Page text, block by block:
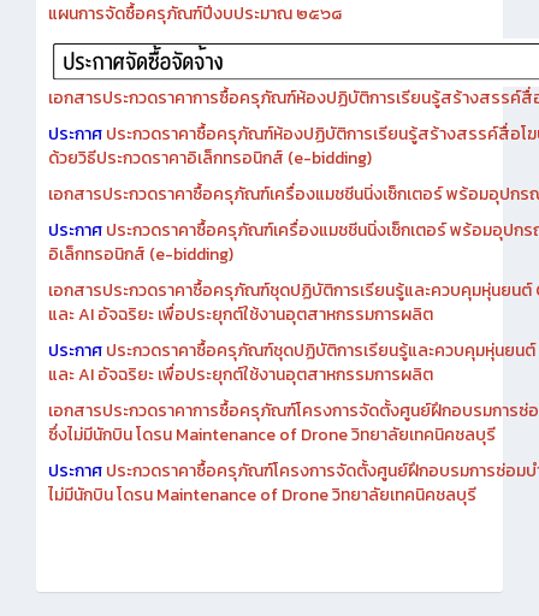
แผนการจัดซื้อครุภัณฑ์ปีงบประมาณ ๒๕๖๘
เอกสารประกวดราคาการซื้อครุภัณฑ์ห้องปฏิบัติการเรียนรู้สร้างสรรค์
ประกาศประกวดราคาซื้อครุภัณฑ์ห้องปฏิบัติการเรียนรู้สร้างสรรค์สื่อโ
ด้วยวิธีประกวดราคาอิเล็กทรอนิกส์ (e-bidding)
เอกสารประกวดราคาซื้อครุภัณฑ์เครื่องแมชชีนนิ่งเซ็กเตอร์ พร้อมอุปก
ประกาศประกวดราคาซื้อครุภัณฑ์เครื่องแมชชีนนิ่งเซ็กเตอร์ พร้อมอุปก
อิเล็กทรอนิกส์ (e-bidding)
เอกสารประกวดราคาซื้อครุภัณฑ์ชุดปฏิบัติการเรียนรู้และควบคุมหุ่นยน
และ AI อัจฉริยะ เพื่อประยุกต์ใช้งานอุตสาหกรรมการผลิต
ประกาศประกวดราคาซื้อครุภัณฑ์ชุดปฏิบัติการเรียนรู้และควบคุมหุ่นยน
และ AI อัจฉริยะ เพื่อประยุกต์ใช้งานอุตสาหกรรมการผลิต
เอกสารประกวดราคาการซื้อครุภัณฑ์โครงการจัดตั้งศูนย์ฝึกอบรมการซ่
ซึ่งไม่มีนักบิน โดรน Maintenance of Drone วิทยาลัยเทคนิคชลบุรี
ประกาศประกวดราคาซื้อครุภัณฑ์โครงการจัดตั้งศูนย์ฝึกอบรมการซ่อมบ
ไม่มีนักบิน โดรน Maintenance of Drone วิทยาลัยเทคนิคชลบุรี